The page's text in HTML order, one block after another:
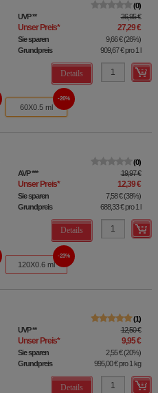
0
UVP** 36,95 €
Unser Preis* 27,29 €
Sie sparen 9,66 €(26%)
Grundpreis
909,67 €pro 1 l
Details
60X0.5 ml
26%
0
AVP*** 19,97 €
Unser Preis* 12,39 €
Sie sparen 7,58 €(38%)
Grundpreis
688,33 €pro 1 l
Details
120X0.6 ml
23%
1
UVP** 12,50 €
Unser Preis* 9,95 €
Sie sparen 2,55 €(20%)
Grundpreis
995,00 €pro 1 kg
Details